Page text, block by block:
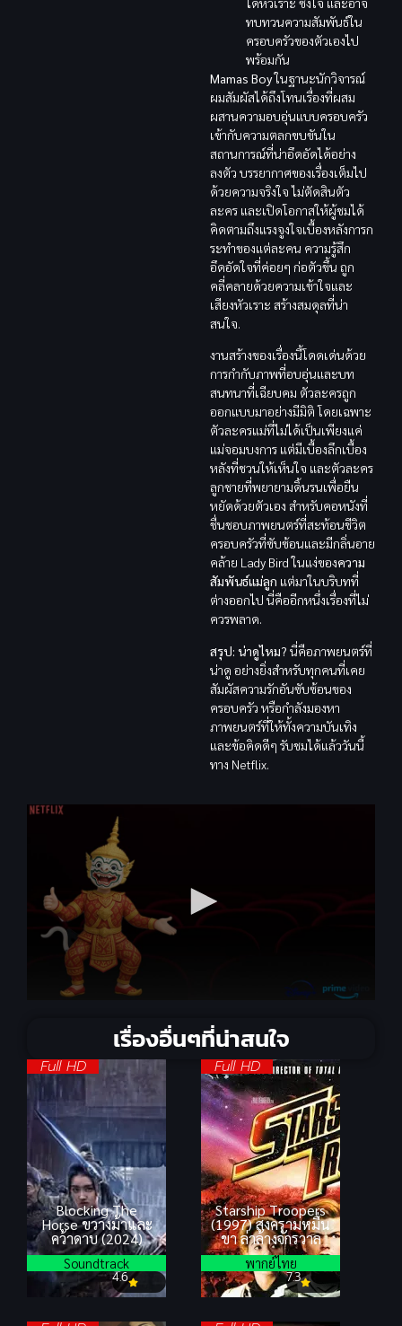
ทบทวนความสัมพันธ์ใน
ครอบครัวของตัวเองไป
พร้อมกัน
Mamas Boyในฐานะนักวิจารณ์
ผมสัมผัสได้ถึงโทนเรื่องที่ผสม
ผสานความอบอุ่นแบบครอบครัว
เข้ากับความตลกขบขันใน
สถานการณ์ที่น่าอึดอัดได้อย่าง
ลงตัว บรรยากาศของเรื่องเต็มไป
ด้วยความจริงใจ ไม่ตัดสินตัว
ละคร และเปิดโอกาสให้ผู้ชมได้
คิดตามถึงแรงจูงใจเบื้องหลังการก
ระทำของแต่ละคน ความรู้สึก
อึดอัดใจที่ค่อยๆ ก่อตัวขึ้น ถูก
คลี่คลายด้วยความเข้าใจและ
เสียงหัวเราะ สร้างสมดุลที่น่า
สนใจ.
งานสร้างของเรื่องนี้โดดเด่นด้วย
การกำกับภาพที่อบอุ่นและบท
สนทนาที่เฉียบคม ตัวละครถูก
ออกแบบมาอย่างมีมิติ โดยเฉพาะ
ตัวละครแม่ที่ไม่ได้เป็นเพียงแค่
แม่จอมบงการ แต่มีเบื้องลึกเบื้อง
หลังที่ชวนให้เห็นใจ และตัวละคร
ลูกชายที่พยายามดิ้นรนเพื่อยืน
หยัดด้วยตัวเอง สำหรับคอหนังที่
ชื่นชอบภาพยนตร์ที่สะท้อนชีวิต
ครอบครัวที่ซับซ้อนและมีกลิ่นอาย
คล้าย Lady Bird ในแง่ของความ
สัมพันธ์แม่ลูก แต่มาในบริบทที่
ต่างออกไป นี่คืออีกหนึ่งเรื่องที่ไม่
ควรพลาด.
สรุป: น่าดูไหม? นี่คือภาพยนตร์ที่
น่าดู อย่างยิ่งสำหรับทุกคนที่เคย
สัมผัสความรักอันซับซ้อนของ
ครอบครัว หรือกำลังมองหา
ภาพยนตร์ที่ให้ทั้งความบันเทิง
และข้อคิดดีๆ รับชมได้แล้ววันนี้
ทาง Netflix.
เรื่องอื่นๆที่น่าสนใจ
Full HD
Blocking The
Horse ขวางม้าและ
คว้าดาบ (2024)
4.6
Soundtrack
Full HD
Starship Troopers
(1997) สงครามหมื่น
ขา ล่าล้างจักรวาล
7.3
พากย์ไทย